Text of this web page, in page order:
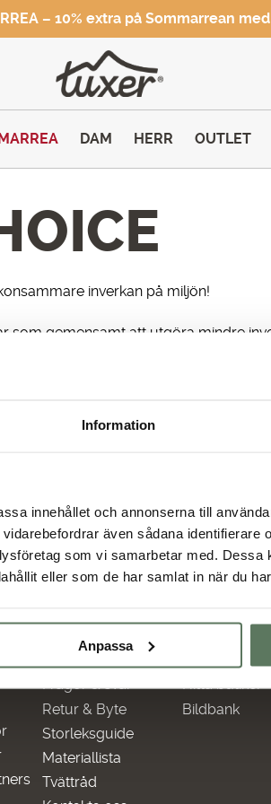
Information
innehållet och annonserna till
även sådana identifierare
som vi samarbetar med. Dessa
eller som de har samlat in när du
Anpassa
– 10% extra på Sommarrean
DAM HERR OUTLET
inverkan på miljön!
som gemensamt att utgöra mindre
Choice sortiment. Det är plagg
process, där slutmålet
Hjälp
Frågor & svar
Retur & Byte
Storleksguide
Materiallista
Tvättråd
Hitta butiker
Bildbank